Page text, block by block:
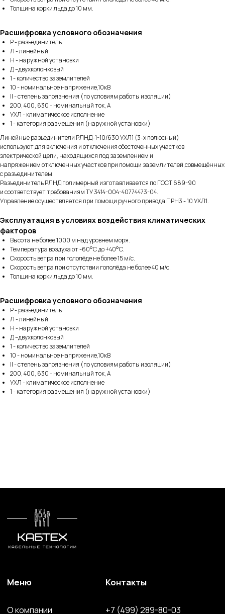
Толщина корки льда до 10 мм.
Расшифровка условного обозначения
Р - разъединитель
Л - линейный
Н - наружной установки
Д –двухколонковый
1 - количество заземлителей
10 - номинальное напряжение,10кВ
II - степень загрязнения (по условиям работы изоляции)
200, 400, 630 - номинальный ток, А
УХЛ - климатическое исполнение
1 - категория размещения (наружной установки)
Линейные разъединители РЛНД-1-10/630 УХЛ1 (3-х полюсный)
используют для включения и отключения обесточенных участков
электрической цепи, находящихся под заземлением и
напряжением отключенных участков при помощи заземлителей,совмещённых
с разъединителем.
Разъединитель РЛНД полимерный изготавливается по ГОСТ 689-90
и соответствует требованиям ТУ 3414-004-40774473-04.
Управление осуществляется при помощи ручного привода ПРН3 - 10 УХЛ1.
Эксплуатация в условиях воздействия климатических
факторов
Высота не более 1000 м над уровнем моря.
Температура воздуха от -60°С до +40°С.
Скорость ветра при гололёде не более 15 м/с.
Скорость ветра при отсутствии гололёда не более 40 м/с.
Толщина корки льда до 10 мм.
Расшифровка условного обозначения
Р - разъединитель
Л - линейный
Н - наружной установки
Д –двухколонковый
1 - количество заземлителей
10 - номинальное напряжение,10кВ
II - степень загрязнения (по условиям работы изоляции)
200, 400, 630 - номинальный ток, А
УХЛ - климатическое исполнение
1 - категория размещения (наружной установки)
Силовой провод и кабель
Волоконно-оптический кабель
Решения для электроэнергетики
О компании
Контакты
Юридическая информация
Политика конфиденциальности
Сертификаты